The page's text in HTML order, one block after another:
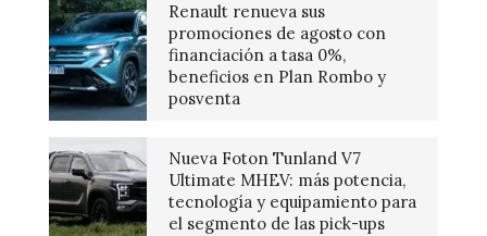
Renault renueva sus
promociones de agosto con
financiación a tasa 0%,
beneficios en Plan Rombo y
posventa
Nueva Foton Tunland V7
Ultimate MHEV: más potencia,
tecnología y equipamiento para
el segmento de las pick-ups